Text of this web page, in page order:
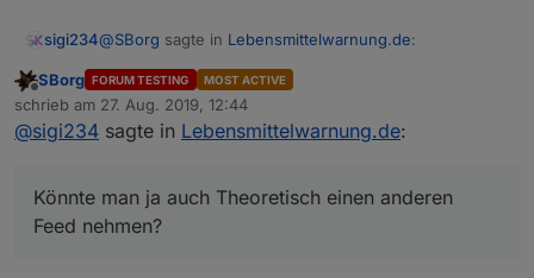
sigi234@SBorg sagte in Lebensmittelwarnung.de:
@sigi234sagte in
Hast du wirklich das Ganze JS 1:1 kopiert? Dem
Geht...........
Edit:
Offline
SBorg FORUM TESTING MOST ACTIVE
schrieb am 27. Aug. 2019, 12:44
zuletzt editiert von
@sigi234 sagte in Lebensmittelwarnung.de:
Könnte man ja auch Theoretisch einen anderen
Feed nehmen?